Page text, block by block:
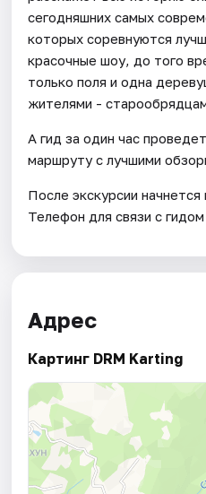
сегодняшних самых
которых соревнуются
красочные шоу, до того
только поля и одна
жителями -
А гид за один час
маршруту с лучшими
После экскурсии
Телефон для связи с
Адрес
Картинг DRM Karting